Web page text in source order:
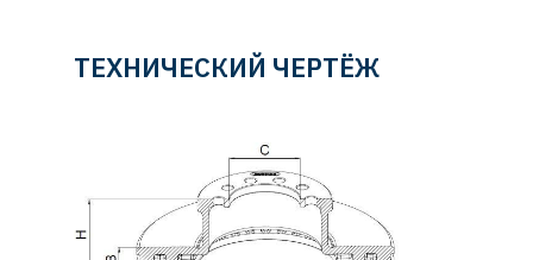
ТЕХНИЧЕСКИЙ ЧЕРТЁЖ